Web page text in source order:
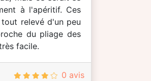
à l'apéritif. Ces
relevé d'un peu
du pliage des
facile.
0 avis